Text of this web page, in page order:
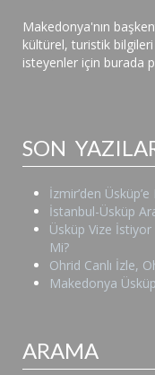
Makedonya'nın
kültürel, turistik
isteyenler için burada
SON
İzmir’den Üsküp’e
İstanbul-Üsküp
Üsküp Vize İstiyor
Mi?
Ohrid Canlı İzle,
Makedonya
ARAMA